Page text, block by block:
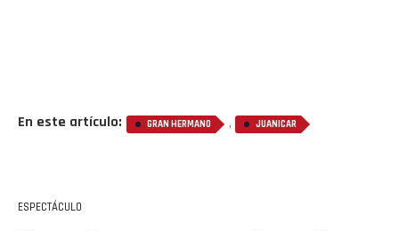
En este artículo: GRAN HERMANO , JUANICAR
ESPECTÁCULO